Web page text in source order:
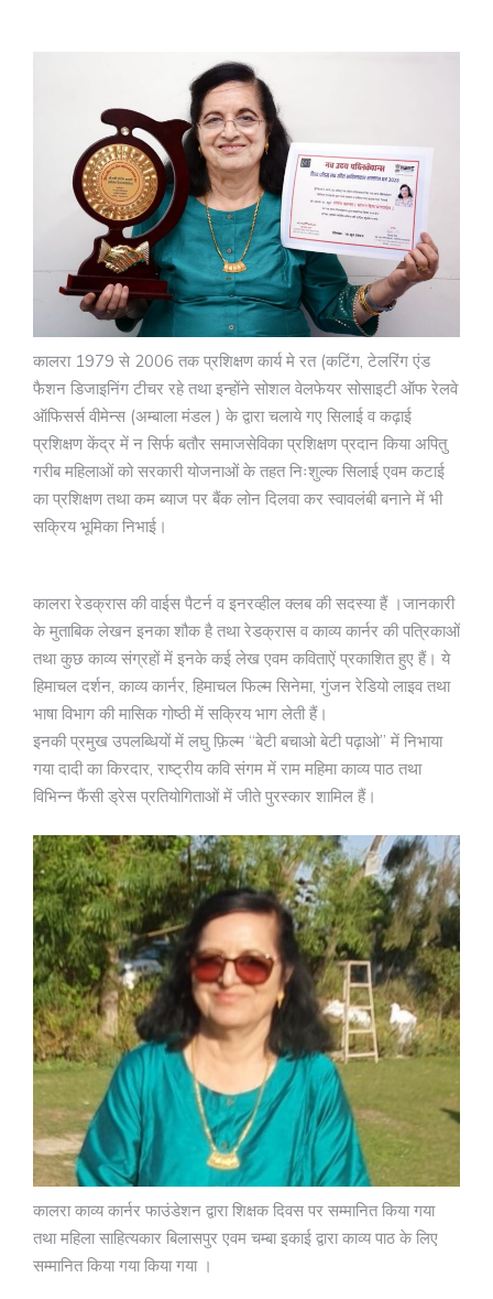
कालरा 1979 से 2006 तक प्रशिक्षण कार्य मे रत (कटिंग, टेलरिंग एंड
फैशन डिजाइनिंग टीचर रहे तथा इन्होंने सोशल वेलफेयर सोसाइटी ऑफ रेलवे
ऑफिसर्स वीमेन्स (अम्बाला मंडल ) के द्वारा चलाये गए सिलाई व कढ़ाई
प्रशिक्षण केंद्र में न सिर्फ बतौर समाजसेविका प्रशिक्षण प्रदान किया अपितु
गरीब महिलाओं को सरकारी योजनाओं के तहत निःशुल्क सिलाई एवम कटाई
का प्रशिक्षण तथा कम ब्याज पर बैंक लोन दिलवा कर स्वावलंबी बनाने में भी
सक्रिय भूमिका निभाई।
कालरा रेडक्रास की वाईस पैटर्न व इनरव्हील क्लब की सदस्या हैं ।जानकारी
के मुताबिक लेखन इनका शौक है तथा रेडक्रास व काव्य कार्नर की पत्रिकाओं
तथा कुछ काव्य संग्रहों में इनके कई लेख एवम कविताऐं प्रकाशित हुए हैं। ये
हिमाचल दर्शन, काव्य कार्नर, हिमाचल फिल्म सिनेमा, गुंजन रेडियो लाइव तथा
भाषा विभाग की मासिक गोष्ठी में सक्रिय भाग लेती हैं।
इनकी प्रमुख उपलब्धियों में लघु फ़िल्म “बेटी बचाओ बेटी पढ़ाओ” में निभाया
गया दादी का किरदार, राष्ट्रीय कवि संगम में राम महिमा काव्य पाठ तथा
विभिन्न फैंसी ड्रेस प्रतियोगिताओं में जीते पुरस्कार शामिल हैं।
कालरा काव्य कार्नर फाउंडेशन द्वारा शिक्षक दिवस पर सम्मानित किया गया
तथा महिला साहित्यकार बिलासपुर एवम चम्बा इकाई द्वारा काव्य पाठ के लिए
सम्मानित किया गया किया गया ।